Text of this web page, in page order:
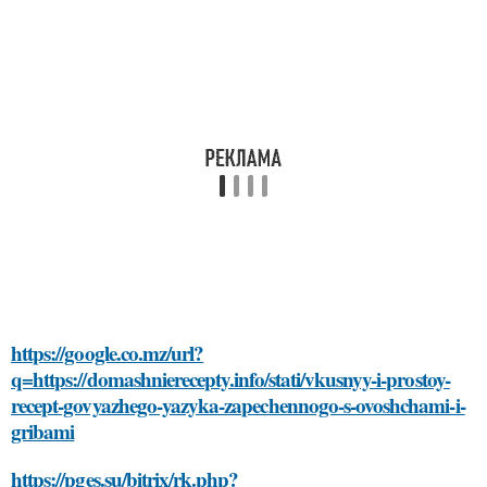
https://google.co.mz/url?
q=https://domashnierecepty.info/stati/vkusnyy-i-prostoy-
recept-govyazhego-yazyka-zapechennogo-s-ovoshchami-i-
gribami
https://pges.su/bitrix/rk.php?